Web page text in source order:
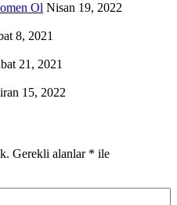
Ol Nisan 19, 2022
8, 2021
21, 2021
15, 2022
Gerekli alanlar * ile